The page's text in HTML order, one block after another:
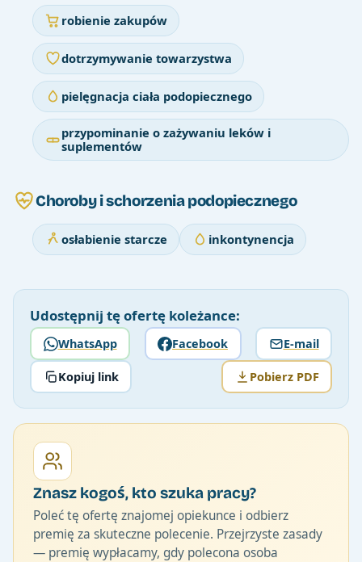
robienie zakupów
dotrzymywanie towarzystwa
pielęgnacja ciała podopiecznego
przypominanie o zażywaniu leków i
suplementów
Choroby i schorzenia podopiecznego
osłabienie starcze inkontynencja
Udostępnij tę ofertę koleżance:
WhatsApp Facebook E-mail
Kopiuj link Pobierz PDF
Znasz kogoś, kto szuka pracy?
Poleć tę ofertę znajomej opiekunce i odbierz
premię za skuteczne polecenie. Przejrzyste zasady
— premię wypłacamy, gdy polecona osoba